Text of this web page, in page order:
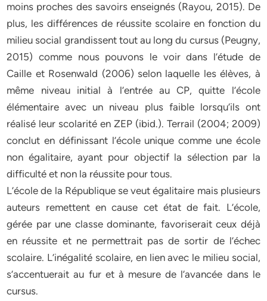
moins proches des savoirs enseignés (Rayou, 2015). De
plus, les différences de réussite scolaire en fonction du
milieu social grandissent tout au long du cursus (Peugny,
2015) comme nous pouvons le voir dans l’étude de
Caille et Rosenwald (2006) selon laquelle les élèves, à
même niveau initial à l’entrée au CP, quitte l’école
élémentaire avec un niveau plus faible lorsqu’ils ont
réalisé leur scolarité en ZEP (ibid.). Terrail (2004; 2009)
conclut en définissant l’école unique comme une école
non égalitaire, ayant pour objectif la sélection par la
difficulté et non la réussite pour tous.
L’école de la République se veut égalitaire mais plusieurs
auteurs remettent en cause cet état de fait. L’école,
gérée par une classe dominante, favoriserait ceux déjà
en réussite et ne permettrait pas de sortir de l’échec
scolaire. L’inégalité scolaire, en lien avec le milieu social,
s’accentuerait au fur et à mesure de l’avancée dans le
cursus.